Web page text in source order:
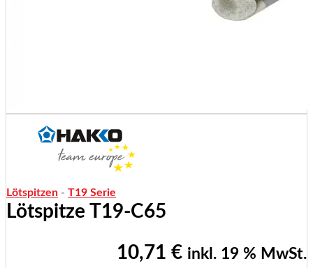
Lötspitzen - T19 Serie
Lötspitze T19-C65
10,71 € inkl. 19 % MwSt.